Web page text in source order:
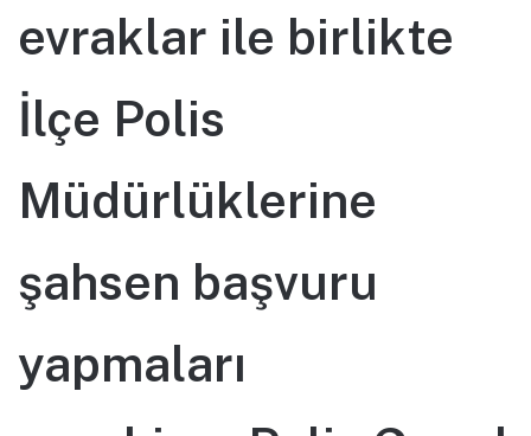
evraklar ile birlikte
İlçe Polis
Müdürlüklerine
şahsen başvuru
yapmaları